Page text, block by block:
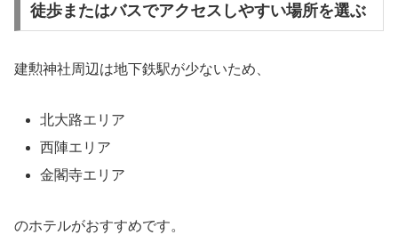
徒歩またはバスでアクセスしやすい場所を選ぶ
建勲神社周辺は地下鉄駅が少ないため、
北大路エリア
西陣エリア
金閣寺エリア
のホテルがおすすめです。